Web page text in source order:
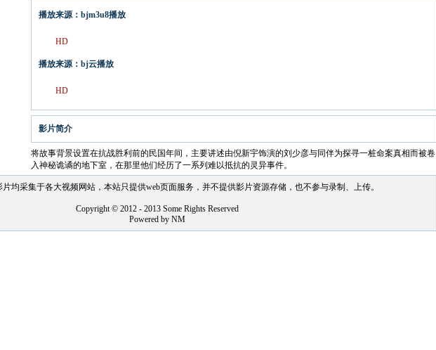
播放来源：bjm3u8播放
HD
播放来源：bj云播放
HD
影片简介
将故事背景设置在抗战胜利前的民国年间，主要讲述由倪新宇饰演的刘少彦与同伴为探寻一桩命案真相而被卷
入神秘诡谲的地下室，在那里他们经历了一系列难以抵抗的灵异事件。
均采集于各大视频网站，本站只提供web页面服务，并不提供影片资源存储，也不参与录制、上传。
Copyright © 2012 - 2013 Some Rights Reserved
Powered by NM